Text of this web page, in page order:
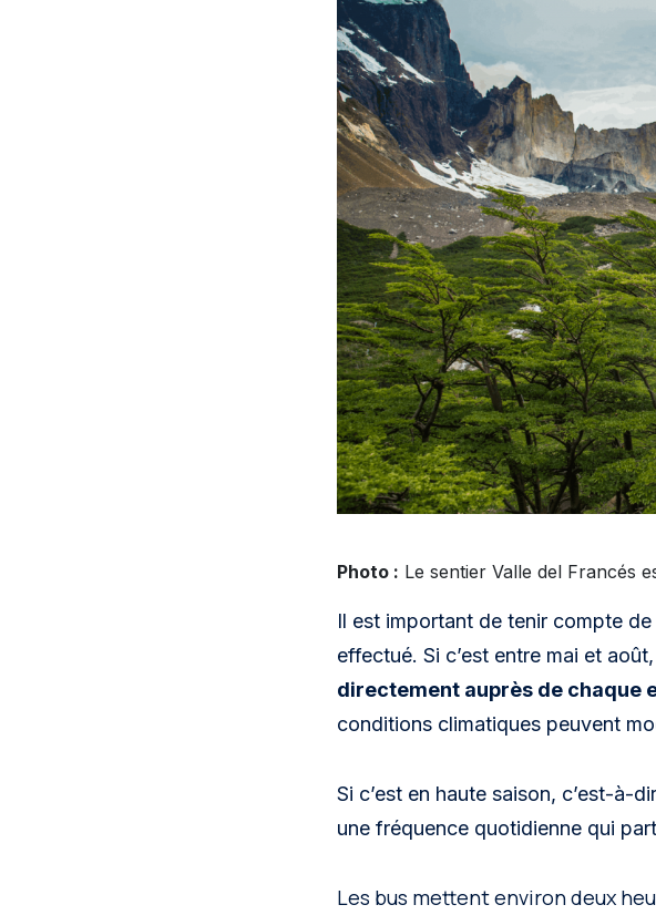
Photo : Le sentier Valle del Francés
Il est important de tenir compte
effectué. Si c’est entre mai et
directement auprès de chaque
conditions climatiques peuvent
Si c’est en haute saison, c’est-à-
une fréquence quotidienne qui
Les bus mettent environ deux